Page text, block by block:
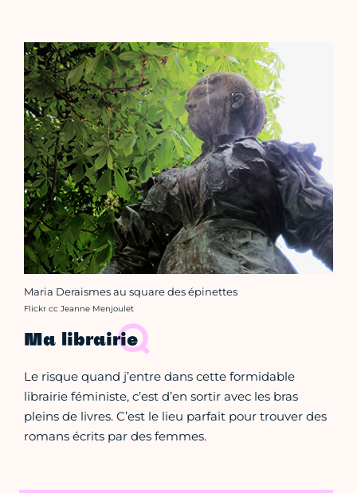
Maria Deraismes au square des épinettes
Crédit photo :
Flickr cc Jeanne Menjoulet
Ma librairie
Le risque quand j’entre dans cette formidable
librairie féministe, c’est d’en sortir avec les bras
pleins de livres. C’est le lieu parfait pour trouver des
romans écrits par des femmes.